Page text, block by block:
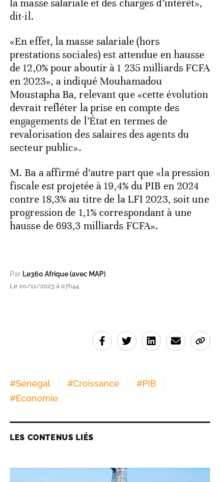
la masse salariale et des charges d’intérêt»,
dit-il.
«En effet, la masse salariale (hors
prestations sociales) est attendue en hausse
de 12,0% pour aboutir à 1 235 milliards FCFA
en 2023», a indiqué Mouhamadou
Moustapha Ba, relevant que «cette évolution
devrait refléter la prise en compte des
engagements de l’État en termes de
revalorisation des salaires des agents du
secteur public».
M. Ba a affirmé d’autre part que «la pression
fiscale est projetée à 19,4% du PIB en 2024
contre 18,3% au titre de la LFI 2023, soit une
progression de 1,1% correspondant à une
hausse de 693,3 milliards FCFA».
Par Le360 Afrique (avec MAP)
Le 20/11/2023 à 07h44
#Sénégal #Croissance #PIB
#Economie
LES CONTENUS LIÉS